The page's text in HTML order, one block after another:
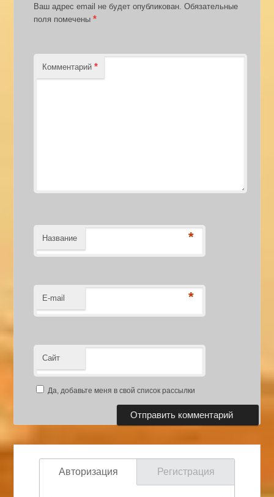
Ваш адрес email не будет опубликован. Обязательные
поля помечены*
Комментарий*
Название *
E-mail *
Сайт
Да, добавьте меня в свой список рассылки
Авторизация Регистрация